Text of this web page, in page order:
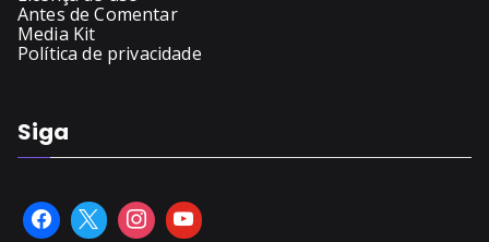
Antes de Comentar
Media Kit
Política de privacidade
Siga